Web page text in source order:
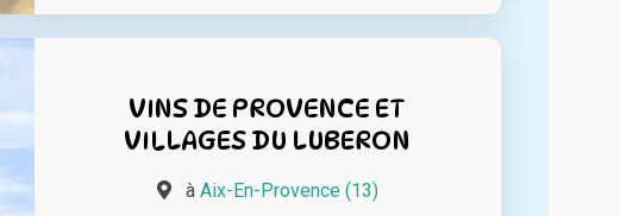
VINS DE PROVENCE ET
VILLAGES DU LUBERON
à Aix-En-Provence (13)